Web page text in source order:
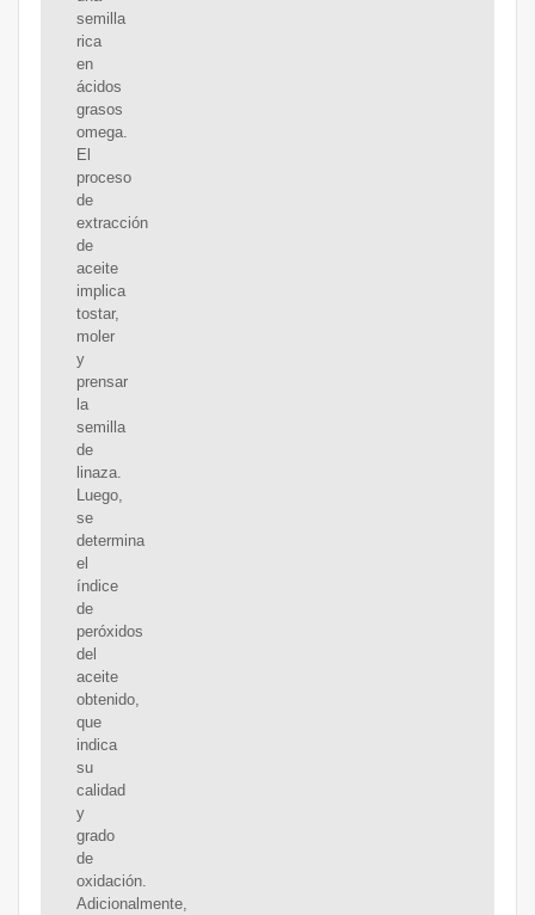
semilla
rica
en
ácidos
grasos
omega.
El
proceso
de
extracción
de
aceite
implica
tostar,
moler
y
prensar
la
semilla
de
linaza.
Luego,
se
determina
el
índice
de
peróxidos
del
aceite
obtenido,
que
indica
su
calidad
y
grado
de
oxidación.
Adicionalmente,